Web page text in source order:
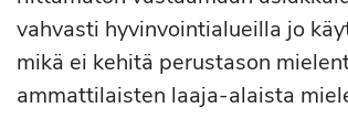
vahvasti hyvinvointialueilla jo
mikä ei kehitä perustason
ammattilaisten laaja-alaista